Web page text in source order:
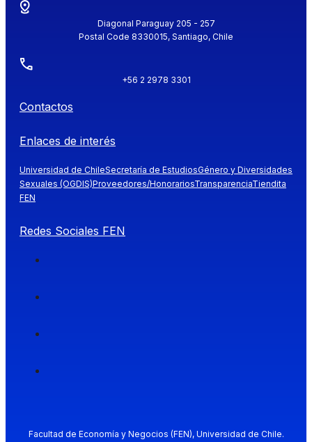
Diagonal Paraguay 205 - 257
Postal Code 8330015, Santiago, Chile
+56 2 2978 3301
Contactos
Enlaces de interés
Universidad de ChileSecretaría de EstudiosGénero y Diversidades
Sexuales (OGDIS)Proveedores/HonorariosTransparenciaTiendita
FEN
Redes Sociales FEN
Facultad de Economía y Negocios (FEN), Universidad de Chile.